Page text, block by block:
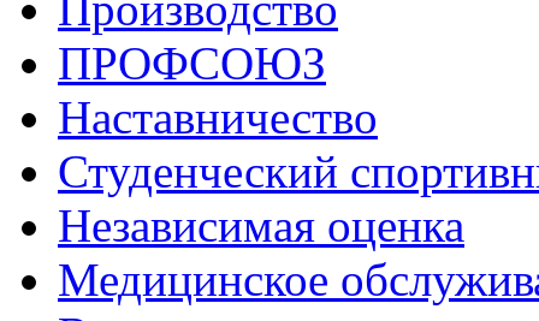
ПРОФСОЮЗ
Наставничество
Студенческий
Независимая оценка
Медицинское